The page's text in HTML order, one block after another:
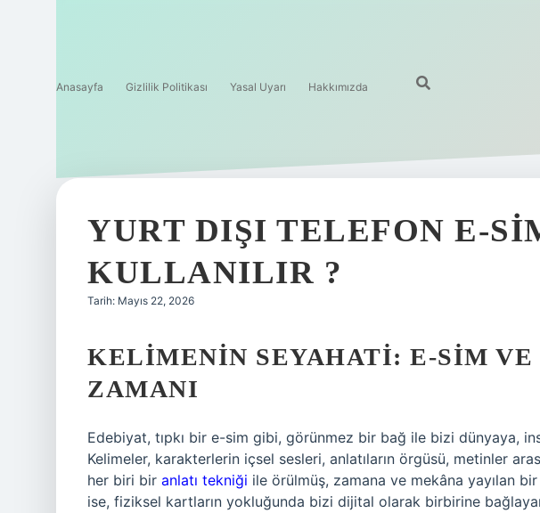
Anasayfa Gizlilik Politikası Yasal Uyarı Hakkımızda
YURT DIŞI TELEFON E-
KULLANILIR ?
Tarih: Mayıs 22, 2026
KELIMENIN SEYAHATI: E-SIM VE
ZAMANI
Edebiyat, tıpkı bir e-sim gibi, görünmez bir bağ ile bizi dünyaya,
Kelimeler, karakterlerin içsel sesleri, anlatıların örgüsü, metinler
her biri bir anlatı tekniği ile örülmüş, zamana ve mekâna yayılan
ise, fiziksel kartların yokluğunda bizi dijital olarak birbirine